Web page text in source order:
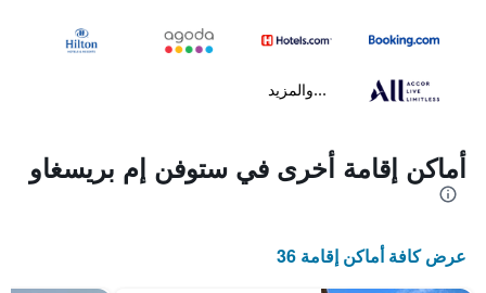
...والمزيد
أماكن إقامة أخرى في ستوفن إم بريسغاو
عرض كافة أماكن إقامة 36